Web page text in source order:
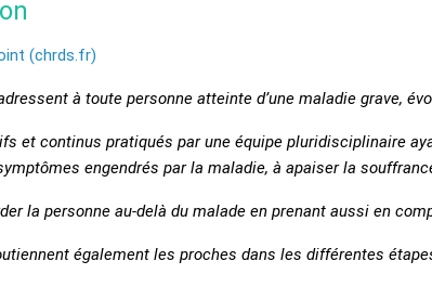
(chrds.fr)
à toute personne atteinte d’une maladie grave,
et continus pratiqués par une équipe pluridisciplinaire
engendrés par la maladie, à apaiser la
la personne au-delà du malade en prenant aussi en
également les proches dans les différentes